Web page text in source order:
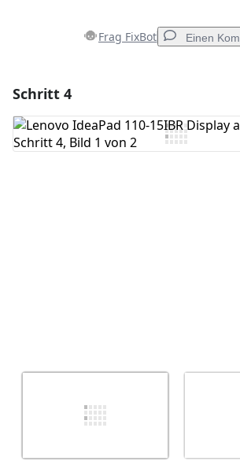
Frag FixBot Einen
Kommentar hinzufügen
Schritt 4